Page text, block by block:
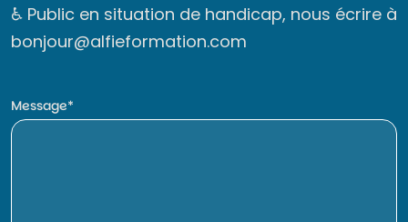
♿ Public en situation de handicap, nous écrire à
bonjour@alfieformation.com
Message